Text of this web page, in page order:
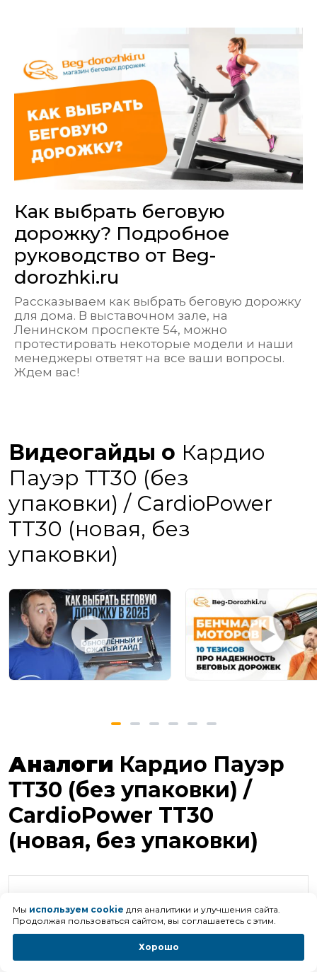
Как выбрать беговую
дорожку? Подробное
руководство от Beg-
dorozhki.ru
Рассказываем как выбрать беговую дорожку
для дома. В выставочном зале, на
Ленинском проспекте 54, можно
протестировать некоторые модели и наши
менеджеры ответят на все ваши вопросы.
Ждем вас!
Видеогайды о Кардио
Пауэр ТТ30 (без
упаковки) / CardioPower
TT30 (новая, без
упаковки)
Аналоги Кардио Пауэр
ТТ30 (без упаковки) /
CardioPower TT30
(новая, без упаковки)
Мы используем cookie для аналитики и улучшения сайта.
Продолжая пользоваться сайтом, вы соглашаетесь с этим.
Хорошо